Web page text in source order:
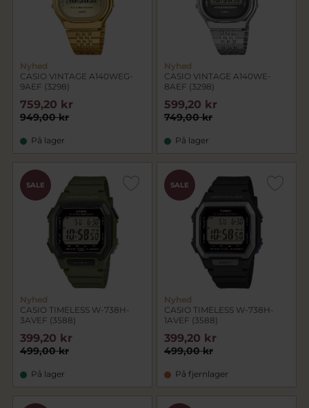
Nyhed
CASIO VINTAGE A140WEG-
9AEF (3298)
949,00 kr
759,20 kr
På lager
Nyhed
CASIO VINTAGE A140WE-
8AEF (3298)
749,00 kr
599,20 kr
På lager
SALE
Nyhed
CASIO TIMELESS W-738H-
3AVEF (3588)
499,00 kr
399,20 kr
På lager
SALE
Nyhed
CASIO TIMELESS W-738H-
1AVEF (3588)
499,00 kr
399,20 kr
På fjernlager